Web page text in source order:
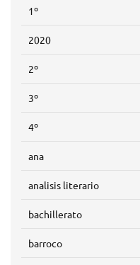
1º
2020
2º
3º
4º
ana
analisis literario
bachillerato
barroco